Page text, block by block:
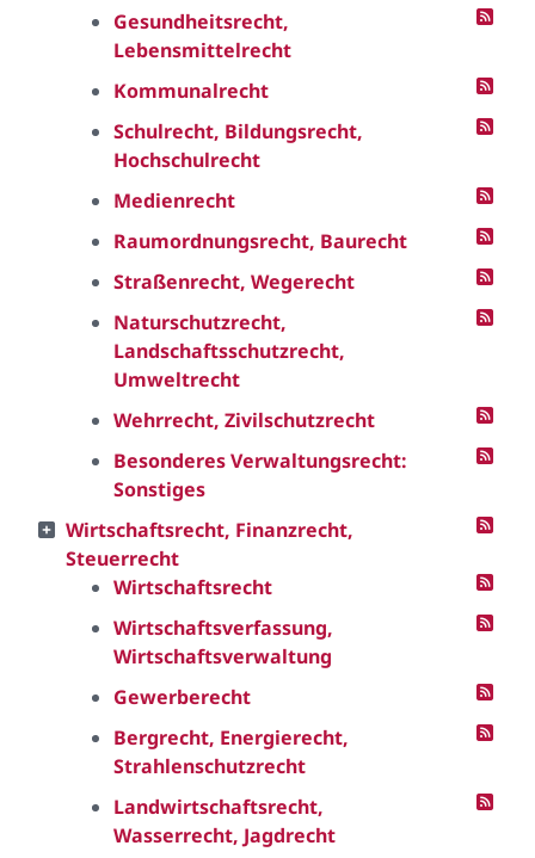
Gesundheitsrecht,
Lebensmittelrecht
Kommunalrecht
Schulrecht, Bildungsrecht,
Hochschulrecht
Medienrecht
Raumordnungsrecht, Baurecht
Straßenrecht, Wegerecht
Naturschutzrecht,
Landschaftsschutzrecht,
Umweltrecht
Wehrrecht, Zivilschutzrecht
Besonderes Verwaltungsrecht:
Sonstiges
Wirtschaftsrecht, Finanzrecht,
Steuerrecht
Wirtschaftsrecht
Wirtschaftsverfassung,
Wirtschaftsverwaltung
Gewerberecht
Bergrecht, Energierecht,
Strahlenschutzrecht
Landwirtschaftsrecht,
Wasserrecht, Jagdrecht